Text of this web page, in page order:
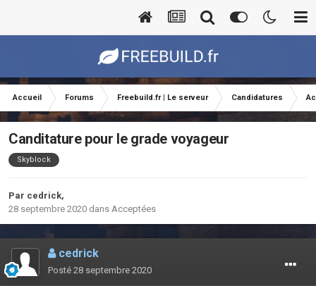
Accueil Forums Freebuild.fr | Le serveur Candidatures
Canditature pour le grade voyageur
Skyblock
Par cedrick,
28 septembre 2020 dans Acceptées
cedrick
Posté 28 septembre 2020